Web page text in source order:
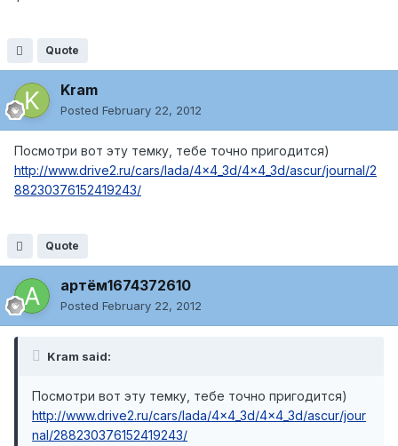
Quote
Kram
Posted February 22, 2012
Посмотри вот эту темку, тебе точно пригодится)
http://www.drive2.ru/cars/lada/4x4_3d/4x4_3d/ascur/journal/2
88230376152419243/
Quote
артём1674372610
Posted February 22, 2012
Kram said:
Посмотри вот эту темку, тебе точно пригодится)
http://www.drive2.ru/cars/lada/4x4_3d/4x4_3d/ascur/jour
nal/288230376152419243/